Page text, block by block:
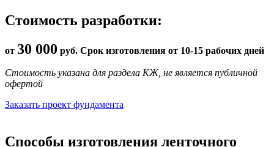
Стоимость разработки:
от 30 000 руб. Срок изготовления от 10-15 рабочих дней
Стоимость указана для раздела КЖ, не является публичной
офертой
Заказать проект фундамента
Способы изготовления ленточного